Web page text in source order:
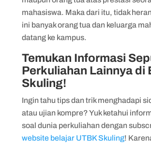
mahasiswa. Maka dari itu, tidak
ini banyak orang tua dan keluarga
datang ke kampus.
Temukan Informasi
Perkuliahan Lainnya di
Skuling!
Ingin tahu tips dan trik menghadapi
atau ujian kompre? Yuk ketahui
soal dunia perkuliahan dengan
website belajar UTBK Skuling!